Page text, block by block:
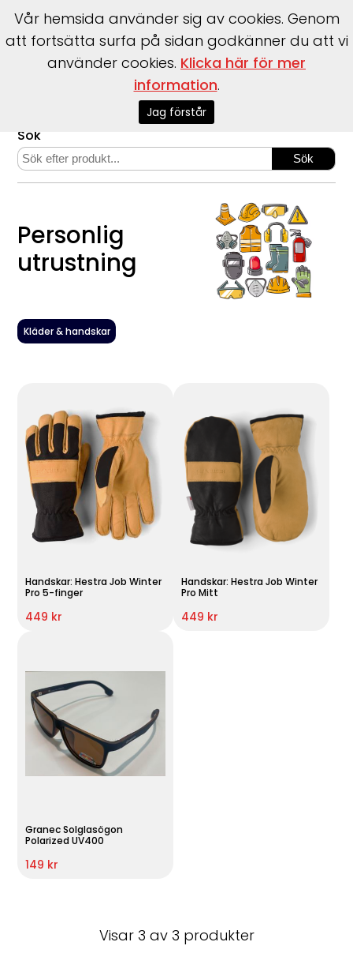
Personlig utrustning
Sök
Personlig
utrustning
Kläder & handskar
Handskar: Hestra Job Winter
Pro 5-finger
449 kr
Handskar: Hestra Job Winter
Pro Mitt
449 kr
Granec Solglasögon
Polarized UV400
149 kr
Visar 3 av 3 produkter
Vår hemsida använder sig av cookies. Genom
att fortsätta surfa på sidan godkänner du att vi
använder cookies. Klicka här för mer
information.
Jag förstår